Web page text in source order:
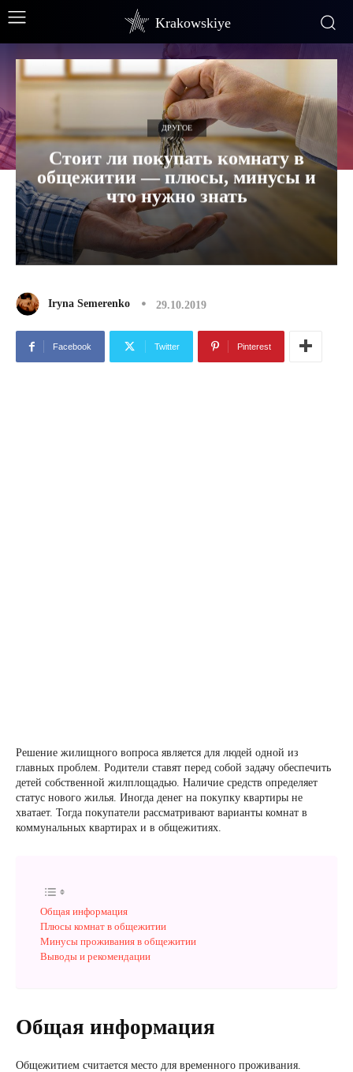
Krakowskiye
ДРУГОЕ
Стоит ли покупать комнату в
общежитии — плюсы, минусы и
что нужно знать
Iryna Semerenko 29.10.2019
Facebook Twitter Pinterest
Решение жилищного вопроса является для людей одной из
главных проблем. Родители ставят перед собой задачу обеспечить
детей собственной жилплощадью. Наличие средств определяет
статус нового жилья. Иногда денег на покупку квартиры не
хватает. Тогда покупатели рассматривают варианты комнат в
коммунальных квартирах и в общежитиях.
Общая информация
Плюсы комнат в общежитии
Минусы проживания в общежитии
Выводы и рекомендации
Общая информация
Общежитием считается место для временного проживания.